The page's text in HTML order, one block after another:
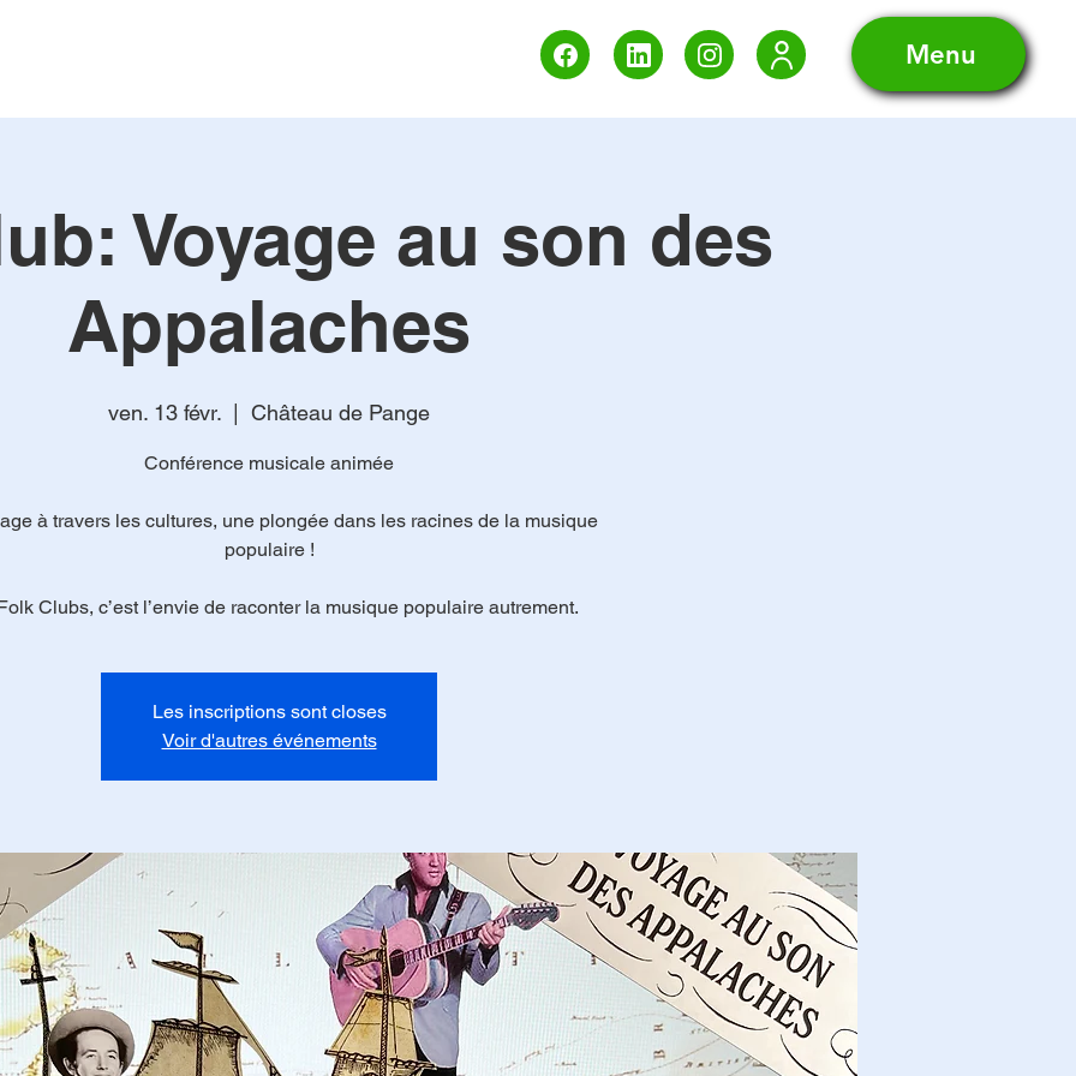
Menu
Voyage au son des
Appalaches
ven. 13 févr. Château de Pange
Conférence musicale animée
à travers les cultures, une plongée dans les racines de la musique
populaire !
Clubs, c’est l’envie de raconter la musique populaire autrement.
Les inscriptions sont closes
Voir d'autres événements